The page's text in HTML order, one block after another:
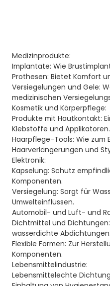
Medizinprodukte:
Implantate: Wie
Prothesen: Bietet Komfort
Versiegelungen und Gele:
medizinischen
Kosmetik und Körperpflege:
Produkte mit Hautkontakt:
Klebstoffe und Applikatoren.
Haarpflege-Tools: Wie zum
Haarverlängerungen und
Elektronik:
Kapselung: Schutz
Komponenten.
Versiegelung: Sorgt für
Umwelteinflüssen.
Automobil- und Luft- und
Dichtmittel und
wasserdichte Abdichtungen.
Flexible Formen: Zur
Komponenten.
Lebensmittelindustrie:
Lebensmittelechte